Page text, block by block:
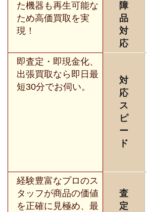
た機器も再生可能な
ため高価買取を実
現！
障
品
対
応
即査定・即現金化、
出張買取なら即日最
短30分でお伺い。
対
応
ス
ピ
ー
ド
経験豊富なプロのス
タッフが商品の価値
を正確に見極め、最
査
定